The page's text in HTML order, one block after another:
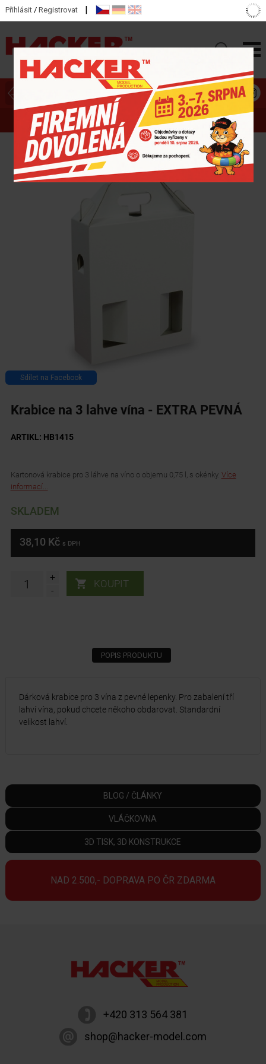
Přihlásit / Registrovat |
ZOBRAZIT HLAVNÍ KATEGORIE
Sdílet na Facebook
Krabice na 3 lahve vína - EXTRA PEVNÁ
ARTIKL: HB1415
Kartonová krabice pro 3 láhve na víno o objemu 0,75 l, s okénky. Více
informací...
SKLADEM
38,10 Kč s DPH
+
-
POPIS PRODUKTU
Dárková krabice pro 3 vína z pevné lepenky. Pro zabalení tří
lahví vína, pokud chcete někoho obdarovat. Standardní
velikost lahví.
BLOG / ČLÁNKY
VLÁČKOVNA
3D TISK, 3D KONSTRUKCE
NAD 2.500,- DOPRAVA PO ČR ZDARMA
+420 313 564 381
shop@hacker-model.com